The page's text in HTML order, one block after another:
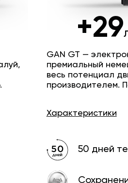
+29
GAN GT —
премиальный
весь потенциал
производителем.
Характеристики
50 дней